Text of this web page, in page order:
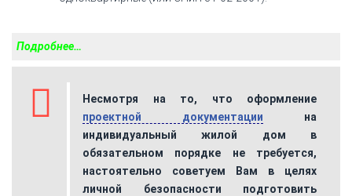
Подробнее…
Несмотря на то, что оформление
проектной документации на
индивидуальный жилой дом в
обязательном порядке не требуется,
настоятельно советуем Вам в целях
личной безопасности подготовить